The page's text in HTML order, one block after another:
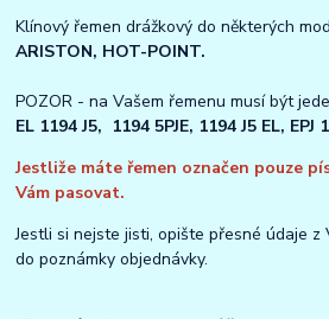
Klínový řemen drážkový do některých
ARISTON, HOT-POINT.
POZOR - na Vašem řemenu musí být
EL 1194 J5, 1194 5PJE, 1194 J5 EL, EPJ
Jestliže máte řemen označen pouze
Vám pasovat.
Jestli si nejste jisti, opište přesné údaje z
do poznámky objednávky.